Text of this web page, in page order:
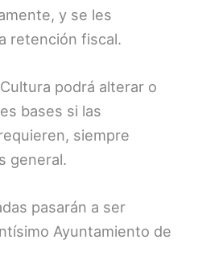
y se les
retención fiscal.
podrá alterar o
bases si las
siempre
general.
pasarán a ser
Ayuntamiento de